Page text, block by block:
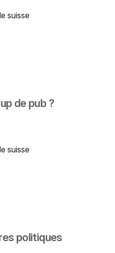
suisse
de pub ?
suisse
politiques